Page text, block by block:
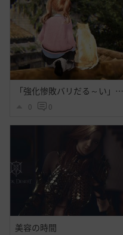
「強化惨敗バリだる～い」「・・・」
0 0
美容の時間